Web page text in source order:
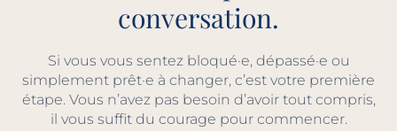
conversation.
Si vous vous sentez bloqué·e, dépassé·e ou
simplement prêt·e à changer, c’est votre première
étape. Vous n’avez pas besoin d’avoir tout compris,
il vous suffit du courage pour commencer.